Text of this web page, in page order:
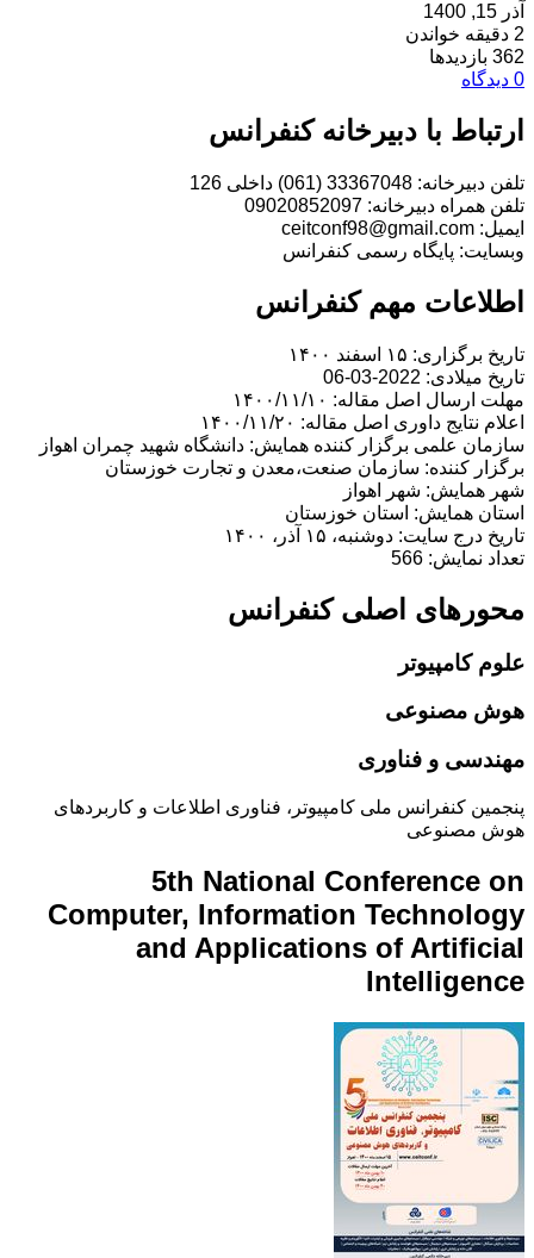
آذر 15, 1400
2 دقیقه خواندن
362 بازدیدها
0 دیدگاه
ارتباط با دبیرخانه کنفرانس
تلفن دبیرخانه: 33367048 (061) داخلی 126
تلفن همراه دبیرخانه: 09020852097
ایمیل: ceitconf98@gmail.com
وبسایت: پایگاه رسمی کنفرانس
اطلاعات مهم کنفرانس
تاریخ برگزاری: ۱۵ اسفند ۱۴۰۰
تاریخ میلادی: 2022-03-06
مهلت ارسال اصل مقاله: ۱۴۰۰/۱۱/۱۰
اعلام نتایج داوری اصل مقاله: ۱۴۰۰/۱۱/۲۰
سازمان علمی برگزار کننده همایش: دانشگاه شهید چمران اهواز
برگزار کننده: سازمان صنعت،معدن و تجارت خوزستان
شهر همایش: شهر اهواز
استان همایش: استان خوزستان
تاریخ درج سایت: دوشنبه، ۱۵ آذر، ۱۴۰۰
تعداد نمایش: 566
محورهای اصلی کنفرانس
علوم کامپیوتر
هوش مصنوعی
مهندسی و فناوری
پنجمین کنفرانس ملی کامپیوتر، فناوری اطلاعات و کاربردهای
هوش مصنوعی
5th National Conference on
Computer, Information Technology
and Applications of Artificial
Intelligence